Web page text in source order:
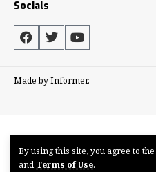
By using this site, you agree to the
and Terms of Use.
Socials
Made by Informer.